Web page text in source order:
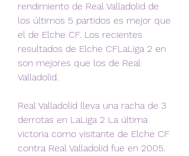
rendimiento de Real Valladolid de
los últimos 5 partidos es mejor que
el de Elche CF. Los recientes
resultados de Elche CFLaLiga 2 en
son mejores que los de Real
Valladolid.
Real Valladolid lleva una racha de 3
derrotas en LaLiga 2 La última
victoria como visitante de Elche CF
contra Real Valladolid fue en 2005.